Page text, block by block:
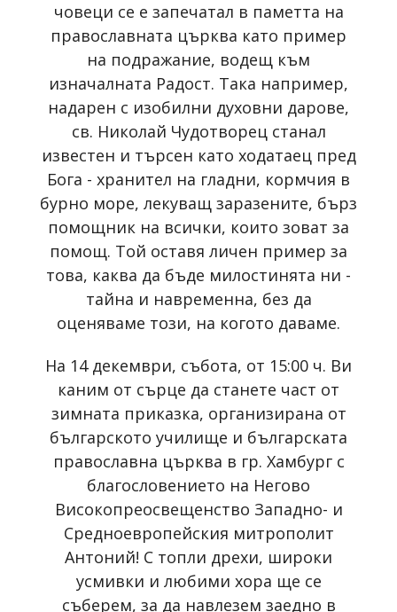
човеци се е запечатал в паметта на
православната църква като пример
на подражание, водещ към
изначалната Радост. Така например,
надарен с изобилни духовни дарове,
св. Николай Чудотворец станал
известен и търсен като ходатаец пред
Бога - хранител на гладни, кормчия в
бурно море, лекуващ заразените, бърз
помощник на всички, които зоват за
помощ. Той оставя личен пример за
това, каква да бъде милостинята ни -
тайна и навременна, без да
оценяваме този, на когото даваме.
На 14 декември, събота, от 15:00 ч. Ви
каним от сърце да станете част от
зимната приказка, организирана от
българското училище и българската
православна църква в гр. Хамбург с
благословението на Негово
Високопреосвещенство Западно- и
Средноевропейския митрополит
Антоний! С топли дрехи, широки
усмивки и любими хора ще се
съберем, за да навлезем заедно в